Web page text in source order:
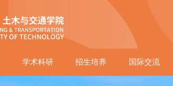
学术科研 招生培养 国际交流